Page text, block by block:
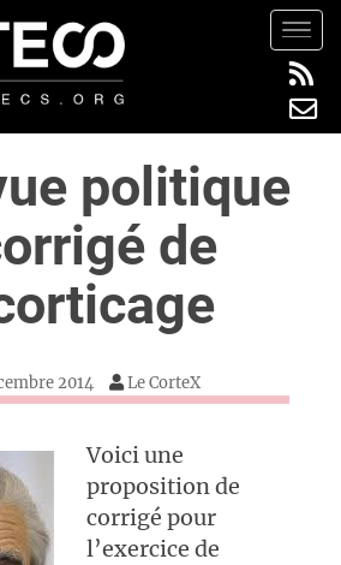
politique
de
2014 Le CorteX
Voici une
proposition de
corrigé pour
l’exercice de